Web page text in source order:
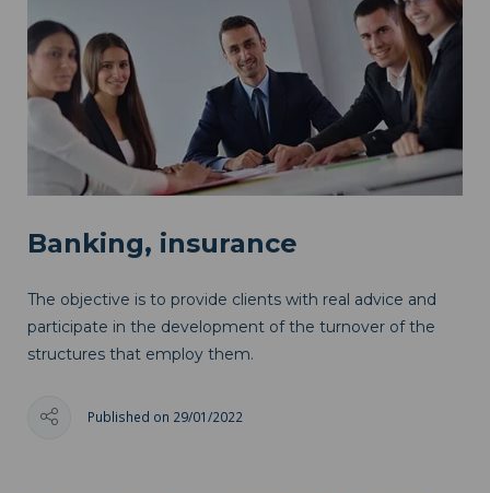
Banking, insurance
The objective is to provide clients with real advice and
participate in the development of the turnover of the
structures that employ them.
Published on 29/01/2022